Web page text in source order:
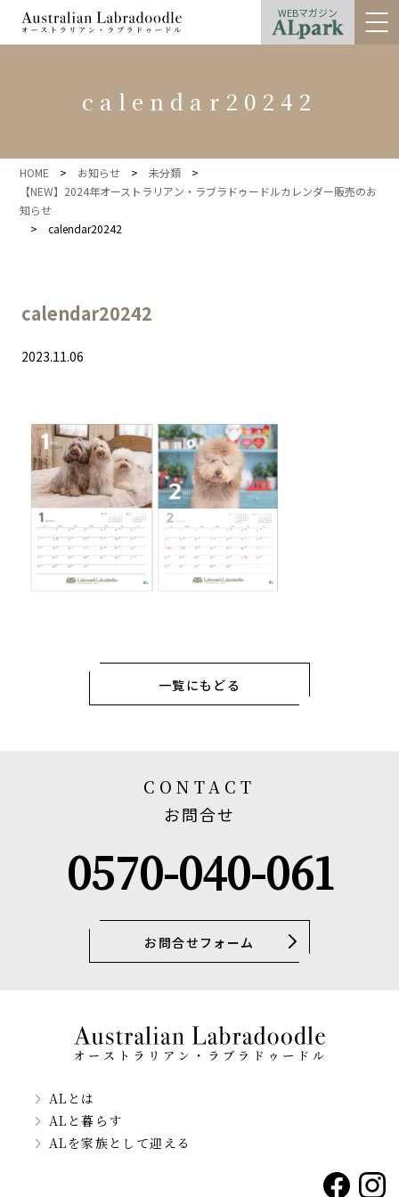
WEBマガジン
calendar20242
HOME > お知らせ >未分類 >
【NEW】2024年オーストラリアン・ラブラドゥードルカレンダー販売のお
知らせ
>calendar20242
calendar20242
2023.11.06
一覧にもどる
CONTACT
お問合せ
0570-040-061
お問合せフォーム
ALとは
ALと暮らす
ALを家族として迎える